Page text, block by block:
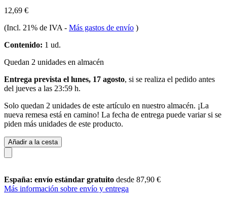
12,69 €
(Incl. 21% de IVA - Más gastos de envío )
Contenido: 1 ud.
Quedan 2 unidades en almacén
Entrega prevista el lunes, 17 agosto, si se realiza el pedido antes
del jueves a las 23:59 h.
Solo quedan 2 unidades de este artículo en nuestro almacén. ¡La
nueva remesa está en camino! La fecha de entrega puede variar si se
piden más unidades de este producto.
Añadir a la cesta
España: envío estándar gratuito desde 87,90 €
Más información sobre envío y entrega